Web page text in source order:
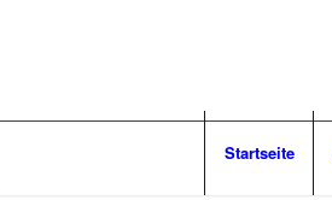
Startseite